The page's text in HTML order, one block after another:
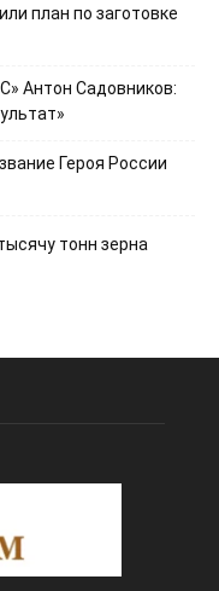
план по заготовке
Антон Садовников:
Героя России
тонн зерна